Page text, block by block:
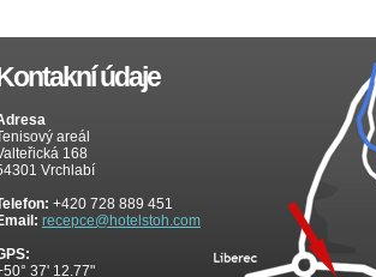
údaje
areál
168
Vrchlabí
+420 728 889 451
recepce@hotelstoh.com
37' 12.77"